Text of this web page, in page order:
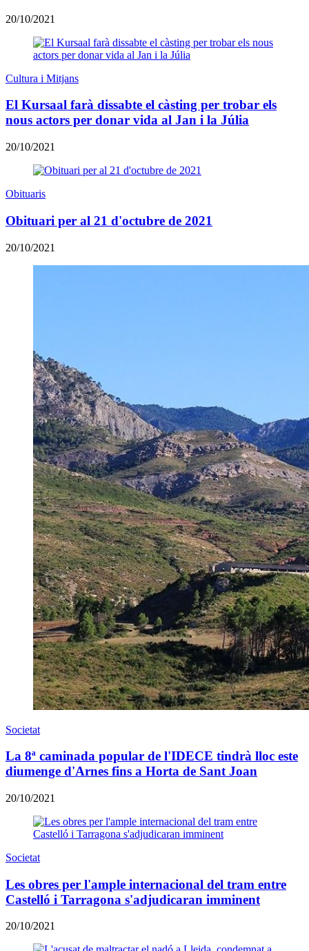
20/10/2021
Cultura i Mitjans
El Kursaal farà dissabte el càsting per trobar els
nous actors per donar vida al Jan i la Júlia
20/10/2021
Obituaris
Obituari per al 21 d'octubre de 2021
20/10/2021
Societat
La 8ª caminada popular de l'IDECE tindrà lloc este
diumenge d'Arnes fins a Horta de Sant Joan
20/10/2021
Societat
Les obres per l'ample internacional del tram entre
Castelló i Tarragona s'adjudicaran imminent
20/10/2021